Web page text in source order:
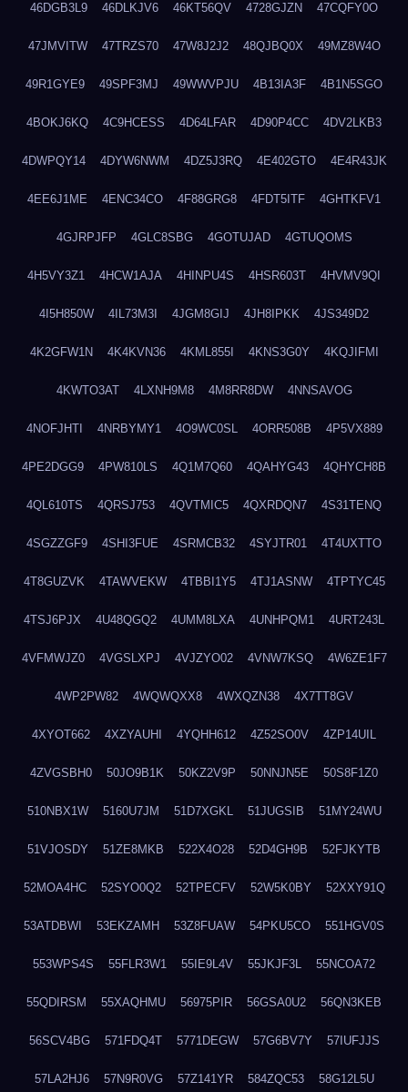
46DGB3L9 46DLKJV6 46KT56QV 4728GJZN 47CQFY0O
47JMVITW 47TRZS70 47W8J2J2 48QJBQ0X 49MZ8W4O
49R1GYE9 49SPF3MJ 49WWVPJU 4B13IA3F 4B1N5SGO
4BOKJ6KQ 4C9HCESS 4D64LFAR 4D90P4CC 4DV2LKB3
4DWPQY14 4DYW6NWM 4DZ5J3RQ 4E402GTO 4E4R43JK
4EE6J1ME 4ENC34CO 4F88GRG8 4FDT5ITF 4GHTKFV1
4GJRPJFP 4GLC8SBG 4GOTUJAD 4GTUQOMS
4H5VY3Z1 4HCW1AJA 4HINPU4S 4HSR603T 4HVMV9QI
4I5H850W 4IL73M3I 4JGM8GIJ 4JH8IPKK 4JS349D2
4K2GFW1N 4K4KVN36 4KML855I 4KNS3G0Y 4KQJIFMI
4KWTO3AT 4LXNH9M8 4M8RR8DW 4NNSAVOG
4NOFJHTI 4NRBYMY1 4O9WC0SL 4ORR508B 4P5VX889
4PE2DGG9 4PW810LS 4Q1M7Q60 4QAHYG43 4QHYCH8B
4QL610TS 4QRSJ753 4QVTMIC5 4QXRDQN7 4S31TENQ
4SGZZGF9 4SHI3FUE 4SRMCB32 4SYJTR01 4T4UXTTO
4T8GUZVK 4TAWVEKW 4TBBI1Y5 4TJ1ASNW 4TPTYC45
4TSJ6PJX 4U48QGQ2 4UMM8LXA 4UNHPQM1 4URT243L
4VFMWJZ0 4VGSLXPJ 4VJZYO02 4VNW7KSQ 4W6ZE1F7
4WP2PW82 4WQWQXX8 4WXQZN38 4X7TT8GV
4XYOT662 4XZYAUHI 4YQHH612 4Z52SO0V 4ZP14UIL
4ZVGSBH0 50JO9B1K 50KZ2V9P 50NNJN5E 50S8F1Z0
510NBX1W 5160U7JM 51D7XGKL 51JUGSIB 51MY24WU
51VJOSDY 51ZE8MKB 522X4O28 52D4GH9B 52FJKYTB
52MOA4HC 52SYO0Q2 52TPECFV 52W5K0BY 52XXY91Q
53ATDBWI 53EKZAMH 53Z8FUAW 54PKU5CO 551HGV0S
553WPS4S 55FLR3W1 55IE9L4V 55JKJF3L 55NCOA72
55QDIRSM 55XAQHMU 56975PIR 56GSA0U2 56QN3KEB
56SCV4BG 571FDQ4T 5771DEGW 57G6BV7Y 57IUFJJS
57LA2HJ6 57N9R0VG 57Z141YR 584ZQC53 58G12L5U